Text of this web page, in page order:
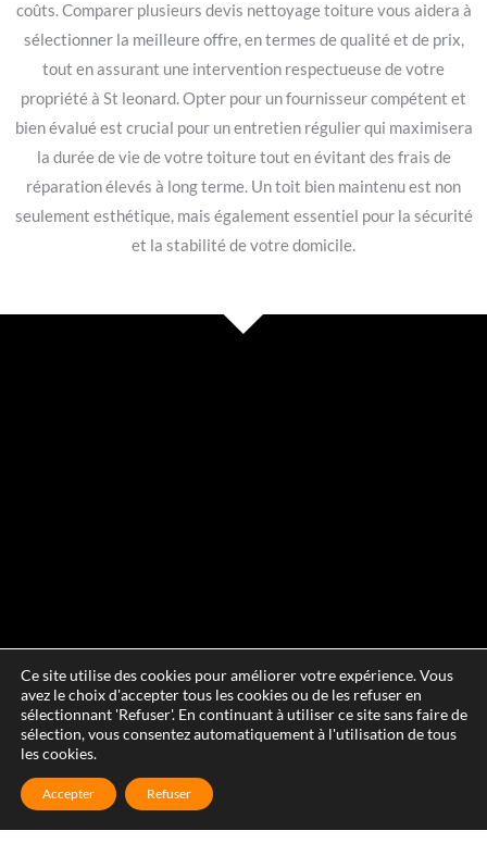
coûts. Comparer plusieurs devis nettoyage toiture vous aidera à
sélectionner la meilleure offre, en termes de qualité et de prix,
tout en assurant une intervention respectueuse de votre
propriété à St leonard. Opter pour un fournisseur compétent et
bien évalué est crucial pour un entretien régulier qui maximisera
la durée de vie de votre toiture tout en évitant des frais de
réparation élevés à long terme. Un toit bien maintenu est non
seulement esthétique, mais également essentiel pour la sécurité
et la stabilité de votre domicile.
Ce site utilise des cookies pour améliorer votre expérience. Vous
avez le choix d'accepter tous les cookies ou de les refuser en
sélectionnant 'Refuser'. En continuant à utiliser ce site sans faire de
sélection, vous consentez automatiquement à l'utilisation de tous
les cookies.
Accepter Refuser